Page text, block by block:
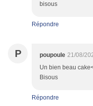
bisous
Répondre
P poupoule 21/08/
Un bien beau
Bisous
Répondre